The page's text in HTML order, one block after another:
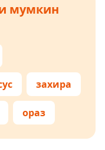
мумкин
захира
ораз